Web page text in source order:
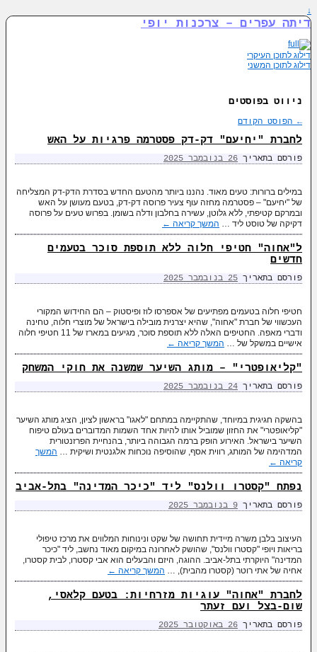
↓
דיתה עפרים – צרכנות יופי
דילוג לתוכן העיקרי
דילוג לתוכן המשני
ניווט בפוסטים
← הפוסט הקודם
לחברת "יחיעם" דק-דק פסטרמה פרגיות על האש
פורסם בתאריך 26 בנובמבר 2025
במילים ברורות: טעים מאוד. נהננו ביותר מהטעם החדש בסדרת הדק-דק המצליחה
של "יחיעם" – פסטרמה מחזה עוף צעיר פרוסה דק-דק, בטעם מעושן על האש
ובמרקם קטיפתי, ללא גלוטן, עשירה בחלבון ודלה בשומן. בפרוש טעים על פרוסה
דקיקה של טוסט ליד … המשך קריאה ←
ל"אחוה" חטיפי חלוה ללא תוספת סוכר בטעמים
חדשים
פורסם בתאריך 25 בנובמבר 2025
חטיפי חלוה בטעמים מפתיעים של אספרסו לוז ופיסטוק – הם החידוש המקורי
העכשווי של חברת "אחוה", שהיא יצרנית מובילה בישראל של מוצרי חלוה, טחינה
ודברי מאפה. החטיפים האלה ללא תוספת סוכר, מגיעים במארז של 11 חטיפי חלוה
אישיים במשקל של … המשך קריאה ←
"קליאופטרי" – מותג השיער שמשנה את חוקי המשחק
פורסם בתאריך 24 בנובמבר 2025
בהשקה חגיגית במיוחד, שהתקיימה במתחם "לאגו" בראשון לציון, הציג מותג השיער
"קליאופטרי" את החזון שמוביל אותו להיות אחד השמות המדוברים בעולם טיפוח
השיער בישראל. האירוע הופק ברמה הגבוהה ביותר, בהנחיית הפרזנטורית
המדהימה של המותג, רווית אסף, שהוסיפה נוכחות אלגנטית ושיקית … המשך
קריאה ←
נפתח "קסטרו וולנס" ליד "כיכר המדינה" בתל-אביב
פורסם בתאריך 9 בנובמבר 2025
העיצוב בלבן משרה מיידית תחושה של שקט ונינוחות המלווים את מרכז טיפולי
בריאות ויופי "קסטרו וולנס", שהושק לאחרונה במיקום מאוד נחשב, ליד "כיכר
המדינה" היוקרתי בתל-אביב. ההוגה, היזם והבעלים הוא אבי קסטרו, לבית קסטרו,
אחיה של אתי רוטר (קסטרו מהבית), … המשך קריאה ←
לחברת "אחוה" עוגיות מזרחיות: בטעם קלאסי,
שום-בצל ועם זעתר
פורסם בתאריך 26 באוקטובר 2025